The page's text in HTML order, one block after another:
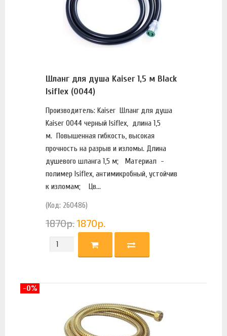
Шланг для душа Kaiser 1,5 м Black
Isiflex (0044)
Производитель: Kaiser Шланг для душа
Kaiser 0044 черный Isiflex, длина 1,5
м. Повышенная гибкость, высокая
прочность на разрыв и изломы. Длина
душевого шланга 1,5 м; Материал -
полимер Isiflex, антимикробный, устойчив
к изломам; Цв...
(Код: 260486)
1870р.1870р.
-0%